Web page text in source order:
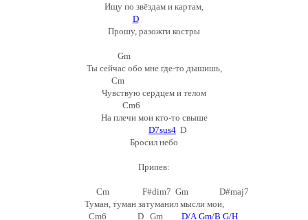
Ищу по звёздам и картам,
D
Прошу, разожги костры
Gm
Ты сейчас обо мне где-то дышишь,
Cm
Чувствую сердцем и телом
Cm6
На плечи мои кто-то свыше
D7sus4 D
Бросил небо
Припев:
Cm F#dim7 Gm D#maj7
Туман, туман затуманил мысли мои,
Cm6 D Gm D/A Gm/B G/H